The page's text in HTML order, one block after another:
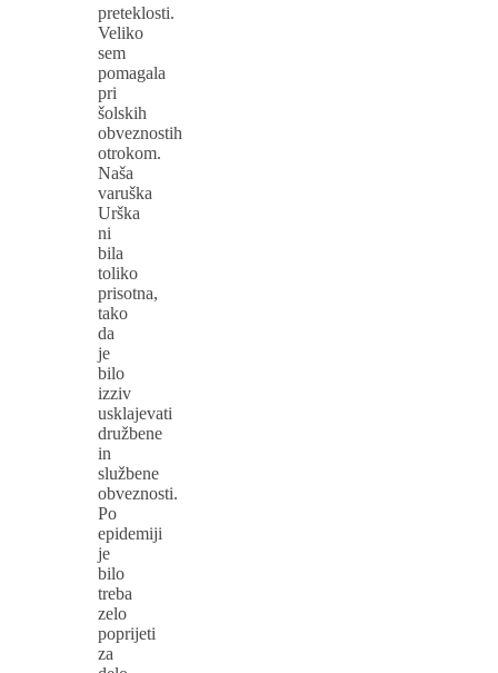
preteklosti.
Veliko
sem
pomagala
pri
šolskih
obveznostih
otrokom.
Naša
varuška
Urška
ni
bila
toliko
prisotna,
tako
da
je
bilo
izziv
usklajevati
družbene
in
službene
obveznosti.
Po
epidemiji
je
bilo
treba
zelo
poprijeti
za